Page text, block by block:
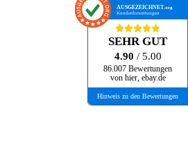
AUSGEZEICHNET.org
Kundenbewertungen
SEHR GUT
4.90 / 5.00
86.007 Bewertungen
von hier, ebay.de
Hinweis zu den Bewertungen